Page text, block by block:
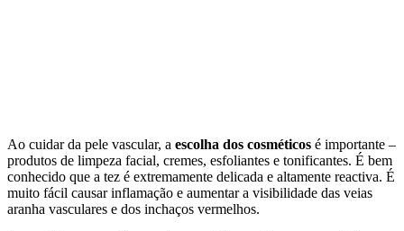
Ao cuidar da pele vascular, a escolha dos cosméticos é importante –
produtos de limpeza facial, cremes, esfoliantes e tonificantes. É bem
conhecido que a tez é extremamente delicada e altamente reactiva. É
muito fácil causar inflamação e aumentar a visibilidade das veias
aranha vasculares e dos inchaços vermelhos.